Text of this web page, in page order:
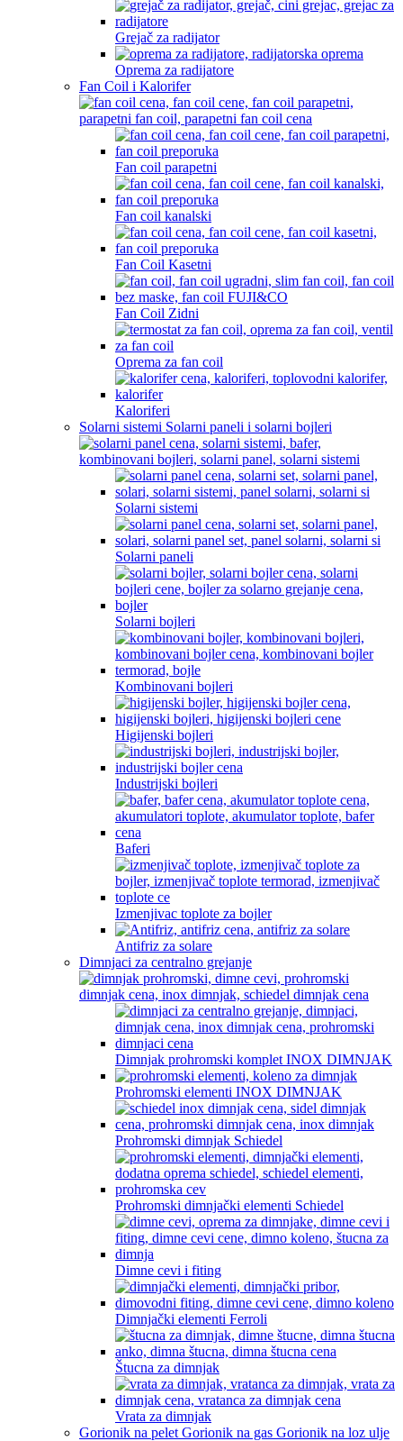
Grejač za radijator
Oprema za radijatore
Fan Coil i Kalorifer
Fan coil parapetni
Fan coil kanalski
Fan Coil Kasetni
Fan Coil Zidni
Oprema za fan coil
Kaloriferi
Solarni sistemi Solarni paneli i solarni bojleri
Solarni sistemi
Solarni paneli
Solarni bojleri
Kombinovani bojleri
Higijenski bojleri
Industrijski bojleri
Baferi
Izmenjivac toplote za bojler
Antifriz za solare
Dimnjaci za centralno grejanje
Dimnjak prohromski komplet INOX DIMNJAK
Prohromski elementi INOX DIMNJAK
Prohromski dimnjak Schiedel
Prohromski dimnjački elementi Schiedel
Dimne cevi i fiting
Dimnjački elementi Ferroli
Štucna za dimnjak
Vrata za dimnjak
Gorionik na pelet Gorionik na gas Gorionik na loz ulje